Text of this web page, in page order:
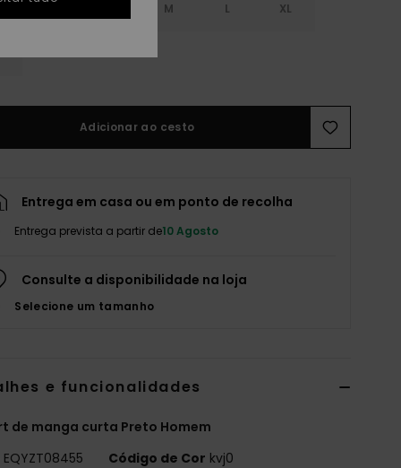
M L XL
Adicionar ao cesto
Entrega em casa ou em ponto de recolha
Entrega prevista a partir de10 Agosto
Consulte a disponibilidade na loja
Selecione um tamanho
e funcionalidades
de manga curta Preto Homem
EQYZT08455 Código de Cor kvj0